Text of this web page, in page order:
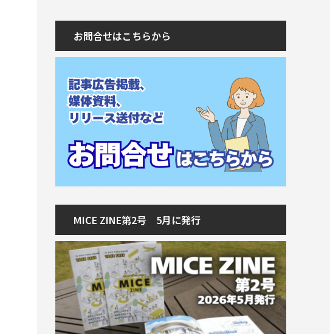
お問合せはこちらから
MICE ZINE第2号 5月に発行